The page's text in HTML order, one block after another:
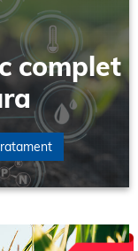
complet